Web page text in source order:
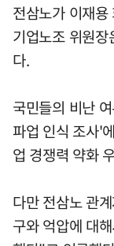
전삼노가 이재
기업노조 위원
다.
국민들의 비난
파업 인식 조사'
업 경쟁력 약화
다만 전삼노 관
구와 억압에 대